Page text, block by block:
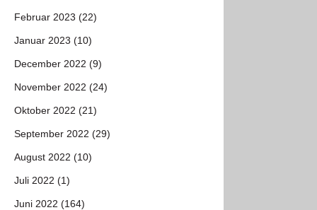
Februar 2023 (22)
Januar 2023 (10)
December 2022 (9)
November 2022 (24)
Oktober 2022 (21)
September 2022 (29)
August 2022 (10)
Juli 2022 (1)
Juni 2022 (164)